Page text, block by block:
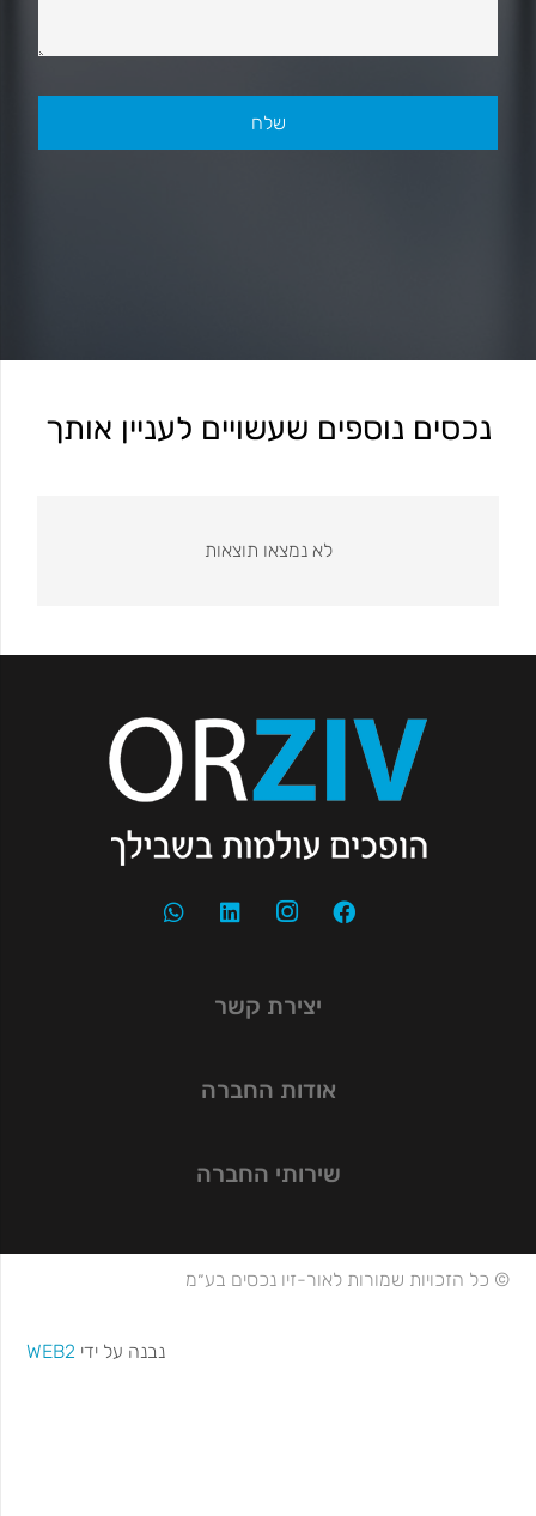
נכסים נוספים שעשויים לעניין אותך
לא נמצאו תוצאות
יצירת קשר
אודות החברה
שירותי החברה
© כל הזכויות שמורות לאור-זיו נכסים בע״מ
נבנה על ידי WEB2